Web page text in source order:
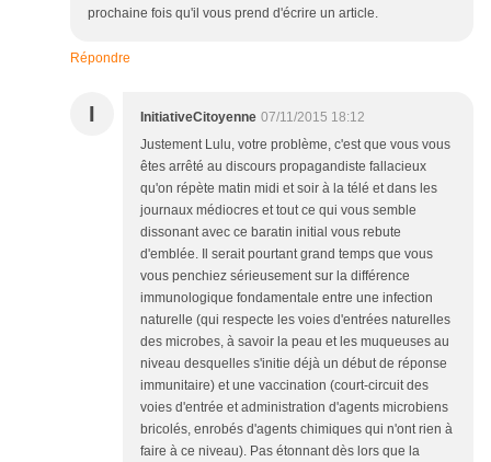
prochaine fois qu'il vous prend d'écrire un article.
Répondre
I InitiativeCitoyenne 07/11/2015 18:12
Justement Lulu, votre problème, c'est que vous vous
êtes arrêté au discours propagandiste fallacieux
qu'on répète matin midi et soir à la télé et dans les
journaux médiocres et tout ce qui vous semble
dissonant avec ce baratin initial vous rebute
d'emblée. Il serait pourtant grand temps que vous
vous penchiez sérieusement sur la différence
immunologique fondamentale entre une infection
naturelle (qui respecte les voies d'entrées naturelles
des microbes, à savoir la peau et les muqueuses au
niveau desquelles s'initie déjà un début de réponse
immunitaire) et une vaccination (court-circuit des
voies d'entrée et administration d'agents microbiens
bricolés, enrobés d'agents chimiques qui n'ont rien à
faire à ce niveau). Pas étonnant dès lors que la